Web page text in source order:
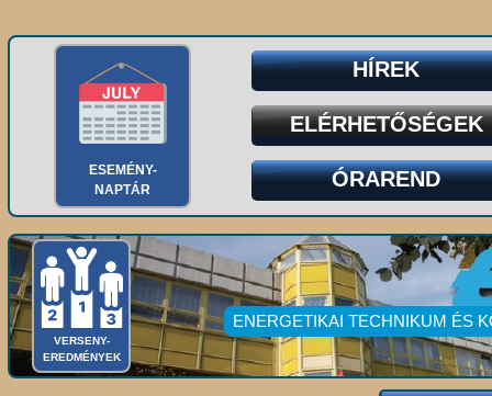
ESEMÉNY-
NAPTÁR
HÍREK
ELÉRHETŐSÉGEK
ÓRAREND
VERSENY-
EREDMÉNYEK
ENERGETIKAI TECHNIKUM ÉS